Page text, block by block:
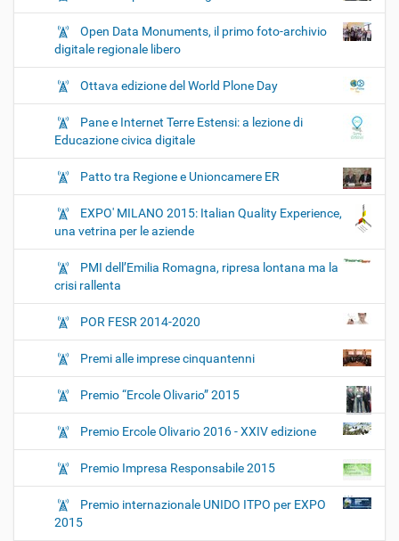
Open Data Monuments, il primo foto-archivio
digitale regionale libero
Ottava edizione del World Plone Day
Pane e Internet Terre Estensi: a lezione di
Educazione civica digitale
Patto tra Regione e Unioncamere ER
EXPO' MILANO 2015: Italian Quality Experience,
una vetrina per le aziende
PMI dell’Emilia Romagna, ripresa lontana ma la
crisi rallenta
POR FESR 2014-2020
Premi alle imprese cinquantenni
Premio “Ercole Olivario” 2015
Premio Ercole Olivario 2016 - XXIV edizione
Premio Impresa Responsabile 2015
Premio internazionale UNIDO ITPO per EXPO
2015